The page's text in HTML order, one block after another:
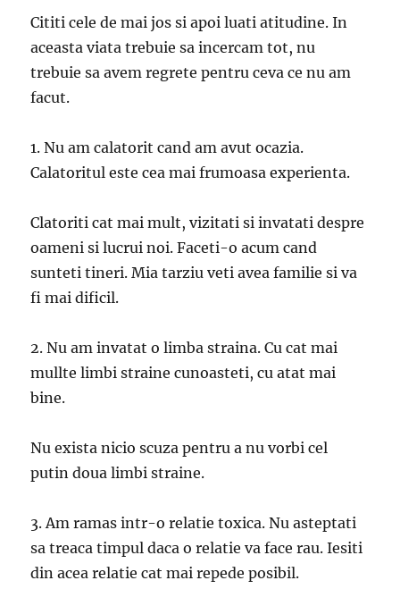
Cititi cele de mai jos si apoi luati atitudine. In
aceasta viata trebuie sa incercam tot, nu
trebuie sa avem regrete pentru ceva ce nu am
facut.
1. Nu am calatorit cand am avut ocazia.
Calatoritul este cea mai frumoasa experienta.
Clatoriti cat mai mult, vizitati si invatati despre
oameni si lucrui noi. Faceti-o acum cand
sunteti tineri. Mia tarziu veti avea familie si va
fi mai dificil.
2. Nu am invatat o limba straina. Cu cat mai
mullte limbi straine cunoasteti, cu atat mai
bine.
Nu exista nicio scuza pentru a nu vorbi cel
putin doua limbi straine.
3. Am ramas intr-o relatie toxica. Nu asteptati
sa treaca timpul daca o relatie va face rau. Iesiti
din acea relatie cat mai repede posibil.